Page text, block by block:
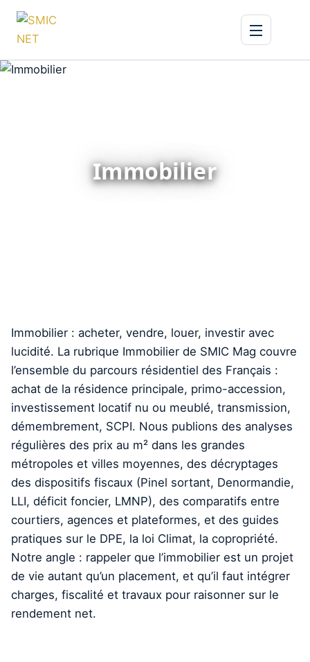
Immobilier
Immobilier : acheter, vendre, louer, investir avec
lucidité. La rubrique Immobilier de SMIC Mag couvre
l’ensemble du parcours résidentiel des Français :
achat de la résidence principale, primo-accession,
investissement locatif nu ou meublé, transmission,
démembrement, SCPI. Nous publions des analyses
régulières des prix au m² dans les grandes
métropoles et villes moyennes, des décryptages
des dispositifs fiscaux (Pinel sortant, Denormandie,
LLI, déficit foncier, LMNP), des comparatifs entre
courtiers, agences et plateformes, et des guides
pratiques sur le DPE, la loi Climat, la copropriété.
Notre angle : rappeler que l’immobilier est un projet
de vie autant qu’un placement, et qu’il faut intégrer
charges, fiscalité et travaux pour raisonner sur le
rendement net.